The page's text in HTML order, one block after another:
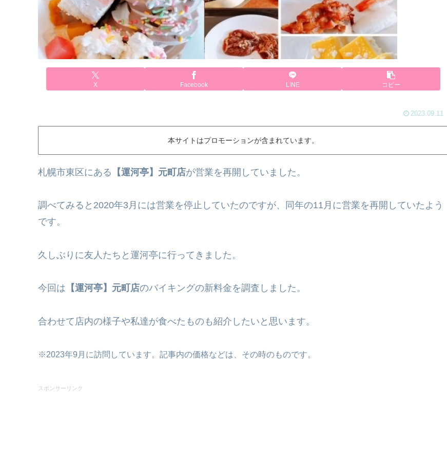
X Facebook LINE コピー
2023.09.11
本サイトはプロモーションが含まれています。
札幌市東区にある 【運河亭】元町店が営業を再開していました。
調べてみると2020年3月には営業を停止していたのですが、同年の11月に営業を再開していたよう
です。
久しぶりに友人たちと運河亭に行ってきました。
今回は 【運河亭】元町店のバイキングの新料金を調査しました。
合わせて店内の様子や私達が食べたものも紹介したいと思います。
※2023年9月に訪問しています。記事内の価格などは、その時のものです。
スポンサーリンク